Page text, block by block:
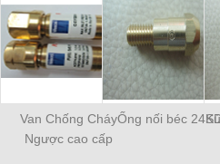
Van Chống Cháy
Ngược cao cấp
Ống nối béc